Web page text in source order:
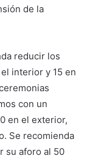
de la
reducir los
interior y 15 en
con un
en el exterior,
Se recomienda
su aforo al 50